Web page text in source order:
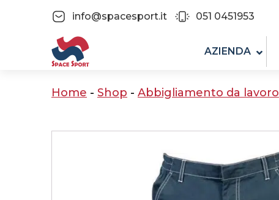
info@spacesport.it 051 0451953
AZIENDA
Home - Shop - Abbigliamento da lavoro